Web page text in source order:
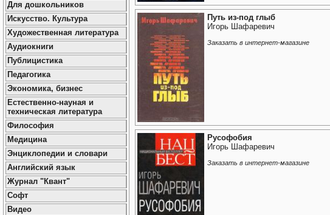
Для дошкольников
Искусство. Культура
Художественная литература
Аудиокниги
Публицистика
Педагогика
Экономика, бизнес
Естественно-науная и
техническая литература
Философия
Медицина
Энциклопедии и словари
Английский язык
Журнал "Квант"
Софт
Видео
Путь из-под глыб
Игорь Шафаревич
Заказать в интернет-магазине
Русофобия
Игорь Шафаревич
Заказать в интернет-магазине